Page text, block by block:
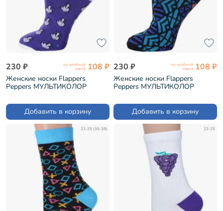
230 ₽ по клубной
карте 108 ₽
Женские носки Flappers
Peppers МУЛЬТИКОЛОР
Добавить в корзину
230 ₽ по клубной
карте 108 ₽
Женские носки Flappers
Peppers МУЛЬТИКОЛОР
Добавить в корзину
23-25 (36-39) 23-25